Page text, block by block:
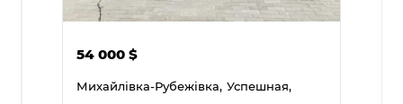
54 000$
Михайлівка-Рубежівка, Успешная,